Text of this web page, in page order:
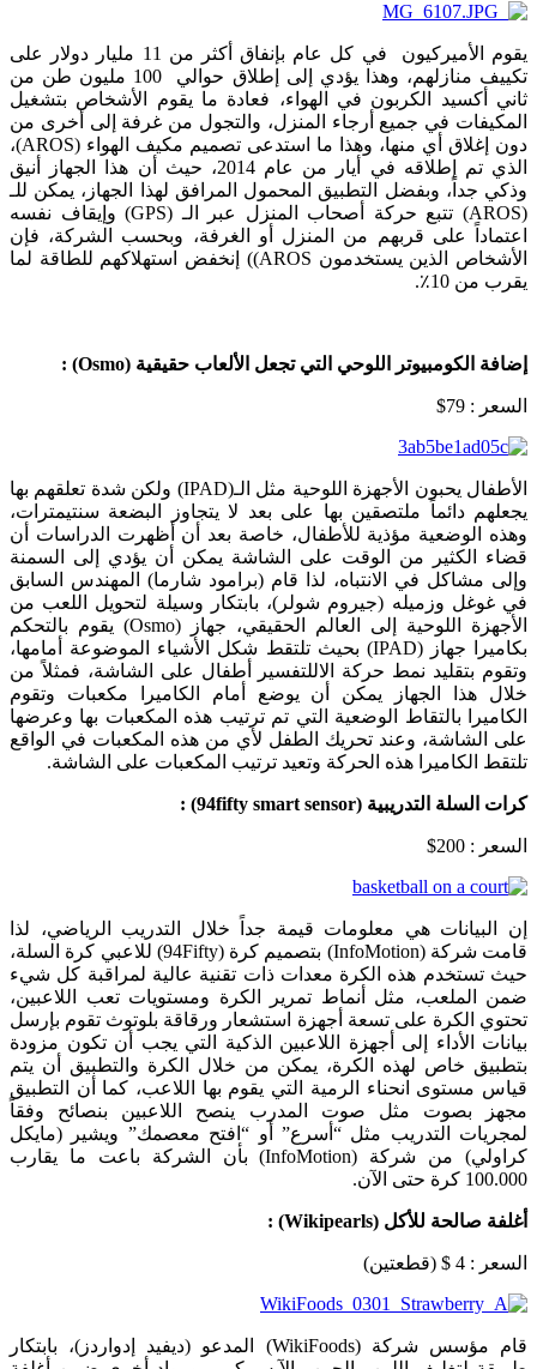
يقوم الأميركيون في كل عام بإنفاق أكثر من 11 مليار دولار على
تكييف منازلهم، وهذا يؤدي إلى إطلاق حوالي 100 مليون طن من
ثاني أكسيد الكربون في الهواء، فعادة ما يقوم الأشخاص بتشغيل
المكيفات في جميع أرجاء المنزل، والتجول من غرفة إلى أخرى من
دون إغلاق أي منها، وهذا ما استدعى تصميم مكيف الهواء (AROS)،
الذي تم إطلاقه في أيار من عام 2014، حيث أن هذا الجهاز أنيق
وذكي جداً، وبفضل التطبيق المحمول المرافق لهذا الجهاز، يمكن للـ
(AROS) تتبع حركة أصحاب المنزل عبر الـ (GPS) وإيقاف نفسه
اعتماداً على قربهم من المنزل أو الغرفة، وبحسب الشركة، فإن
الأشخاص الذين يستخدمون AROS)) إنخفض استهلاكهم للطاقة لما
يقرب من 10٪.
إضافة الكومبيوتر اللوحي التي تجعل الألعاب حقيقية (Osmo
) :
السعر : 79$
الأطفال يحبون الأجهزة اللوحية مثل الـ(IPAD) ولكن شدة تعلقهم بها
يجعلهم دائماً ملتصقين بها على بعد لا يتجاوز البضعة سنتيمترات،
وهذه الوضعية مؤذية للأطفال، خاصة بعد أن أظهرت الدراسات أن
قضاء الكثير من الوقت على الشاشة يمكن أن يؤدي إلى السمنة
وإلى مشاكل في الانتباه، لذا قام (برامود شارما) المهندس السابق
في غوغل وزميله (جيروم شولر)، بابتكار وسيلة لتحويل اللعب من
الأجهزة اللوحية إلى العالم الحقيقي، جهاز (Osmo) يقوم بالتحكم
بكاميرا جهاز (IPAD) بحيث تلتقط شكل الأشياء الموضوعة أمامها،
وتقوم بتقليد نمط حركة الاللتفسير أطفال على الشاشة، فمثلاً من
خلال هذا الجهاز يمكن أن يوضع أمام الكاميرا مكعبات وتقوم
الكاميرا بالتقاط الوضعية التي تم ترتيب هذه المكعبات بها وعرضها
على الشاشة، وعند تحريك الطفل لأي من هذه المكعبات في الواقع
تلتقط الكاميرا هذه الحركة وتعيد ترتيب المكعبات على الشاشة.
كرات السلة التدريبية (94fifty smart sensor
) :
السعر : 200$
إن البيانات هي معلومات قيمة جداً خلال التدريب الرياضي، لذا
قامت شركة (InfoMotion) بتصميم كرة (94Fifty) للاعبي كرة السلة،
حيث تستخدم هذه الكرة معدات ذات تقنية عالية لمراقبة كل شيء
ضمن الملعب، مثل أنماط تمرير الكرة ومستويات تعب اللاعبين،
تحتوي الكرة على تسعة أجهزة استشعار ورقاقة بلوتوث تقوم بإرسل
بيانات الأداء إلى أجهزة اللاعبين الذكية التي يجب أن تكون مزودة
بتطبيق خاص لهذه الكرة، يمكن من خلال الكرة والتطبيق أن يتم
قياس مستوى انحناء الرمية التي يقوم بها اللاعب، كما أن التطبيق
مجهز بصوت مثل صوت المدرب ينصح اللاعبين بنصائح وفقاً
لمجريات التدريب مثل “أسرع” أو “افتح معصمك” ويشير (مايكل
كراولي) من شركة (InfoMotion) بأن الشركة باعت ما يقارب
100.000 كرة حتى الآن.
أغلفة صالحة للأكل (Wikipearls
) :
السعر : 4 $ (قطعتين)
قام مؤسس شركة (WikiFoods) المدعو (ديفيد إدواردز)، بابتكار